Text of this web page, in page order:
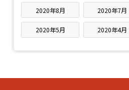
2020年8月 2020年7月
2020年5月 2020年4月